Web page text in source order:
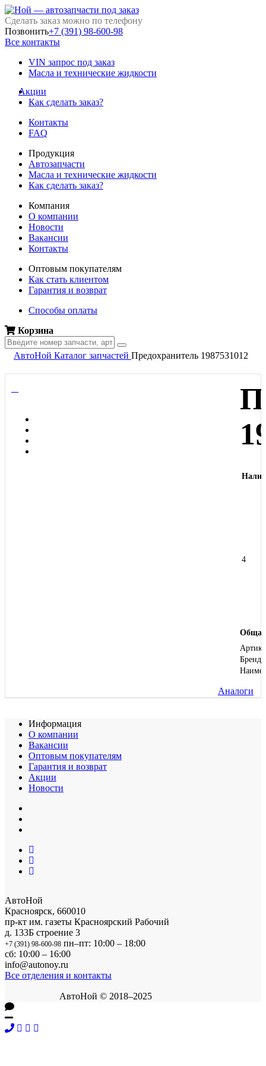
Сделать заказ можно по телефону
Позвонить+7 (391) 98-600-98
Все контакты
VIN запрос под заказ
Масла и технические жидкости
Акции
Как сделать заказ?
Контакты
FAQ
Продукция
Автозапчасти
Масла и технические жидкости
Как сделать заказ?
Компания
О компании
Новости
Вакансии
Контакты
Оптовым покупателям
Как стать клиентом
Гарантия и возврат
Способы оплаты
Корзина
АвтоНой Каталог запчастей Предохранитель 1987531012
4
Бренд
Аналоги
Информация
О компании
Вакансии
Оптовым покупателям
Гарантия и возврат
Акции
Новости
АвтоНой
Красноярск, 660010
пр-кт им. газеты Красноярский Рабочий
д. 133Б строение 3
+7 (391) 98-600-98 пн–пт: 10:00 – 18:00
сб: 10:00 – 16:00
info@autonoy.ru
Все отделения и контакты
АвтоНой © 2018–2025